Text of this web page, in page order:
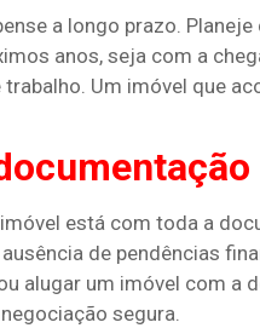
a longo prazo.
anos, seja com a
Um imóvel que
está com toda a
de pendências
alugar um imóvel com a
segura​​.